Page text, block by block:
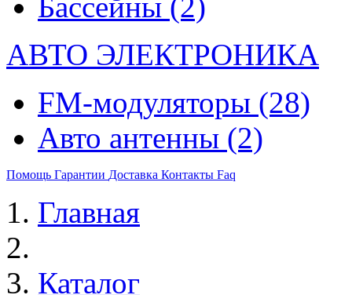
АВТО ЭЛЕКТРОНИКА
FM-модуляторы (28)
Авто антенны (2)
Помощь Гарантии Доставка Контакты Faq
Главная
Каталог